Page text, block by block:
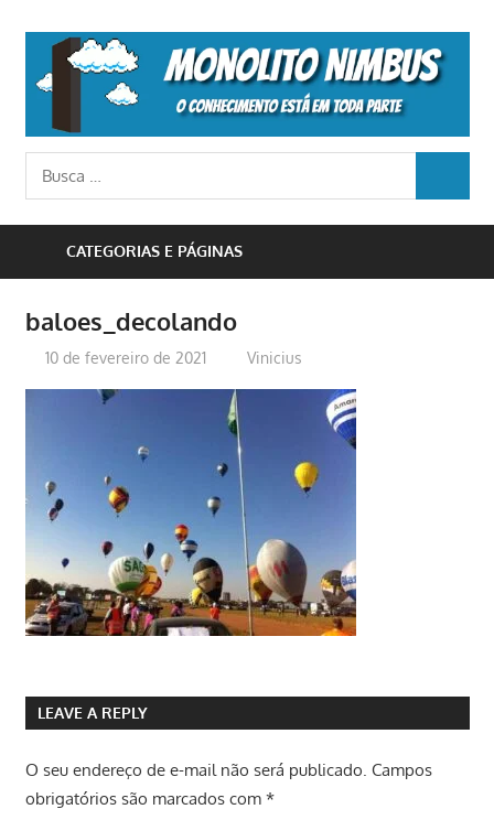
content
o
conhecimento
Busca
para:
CATEGORIAS E PÁGINAS
baloes_decolando
10 de fevereiro de 2021 Vinicius
LEAVE A REPLY
O seu endereço de e-mail não será publicado. Campos
obrigatórios são marcados com *